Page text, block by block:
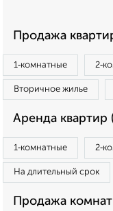
Продажа
1‑комнатные
Вторичное жилье
Аренда квартир
1‑комнатные
На длительный срок
Продажа